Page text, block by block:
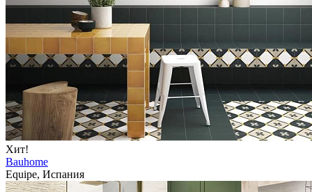
Хит!
Bauhome
Equipe, Испания